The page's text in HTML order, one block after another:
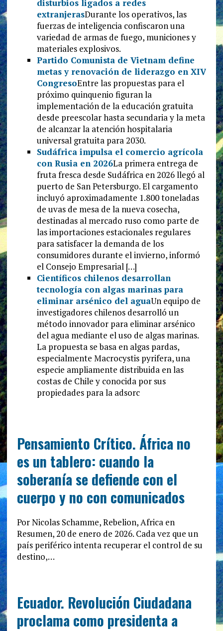
disturbios ligados a redes
extranjerasDurante los operativos, las
fuerzas de inteligencia confiscaron una
variedad de armas de fuego, municiones y
materiales explosivos.
Partido Comunista de Vietnam define
metas y renovación de liderazgo en XIV
CongresoEntre las propuestas para el
próximo quinquenio figuran la
implementación de la educación gratuita
desde preescolar hasta secundaria y la meta
de alcanzar la atención hospitalaria
universal gratuita para 2030.
Sudáfrica impulsa el comercio agrícola
con Rusia en 2026La primera entrega de
fruta fresca desde Sudáfrica en 2026 llegó al
puerto de San Petersburgo. El cargamento
incluyó aproximadamente 1.800 toneladas
de uvas de mesa de la nueva cosecha,
destinadas al mercado ruso como parte de
las importaciones estacionales regulares
para satisfacer la demanda de los
consumidores durante el invierno, informó
el Consejo Empresarial […]
Científicos chilenos desarrollan
tecnología con algas marinas para
eliminar arsénico del aguaUn equipo de
investigadores chilenos desarrolló un
método innovador para eliminar arsénico
del agua mediante el uso de algas marinas.
La propuesta se basa en algas pardas,
especialmente Macrocystis pyrifera, una
especie ampliamente distribuida en las
costas de Chile y conocida por sus
propiedades para la adsorc
Pensamiento Crítico. África no
es un tablero: cuando la
soberanía se defiende con el
cuerpo y no con comunicados
Por Nicolas Schamme, Rebelion, Africa en
Resumen, 20 de enero de 2026. Cada vez que un
país periférico intenta recuperar el control de su
destino,…
Ecuador. Revolución Ciudadana
proclama como presidenta a